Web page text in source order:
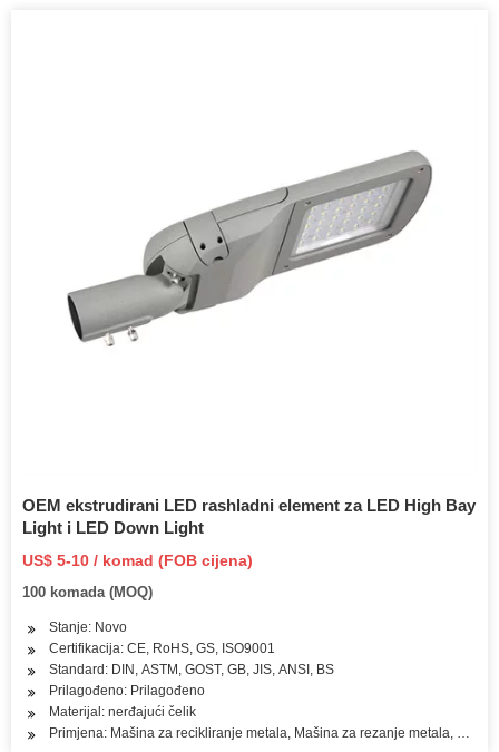
OEM ekstrudirani LED rashladni element za LED High Bay
Light i LED Down Light
US$ 5-10 / komad (FOB cijena)
100 komada (MOQ)
Stanje: Novo
Certifikacija: CE, RoHS, GS, ISO9001
Standard: DIN, ASTM, GOST, GB, JIS, ANSI, BS
Prilagođeno: Prilagođeno
Materijal: nerđajući čelik
Primjena: Mašina za recikliranje metala, Mašina za rezanje metala,